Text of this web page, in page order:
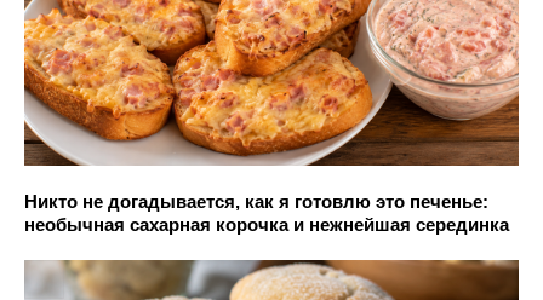
Никто не догадывается, как я готовлю это печенье:
необычная сахарная корочка и нежнейшая серединка